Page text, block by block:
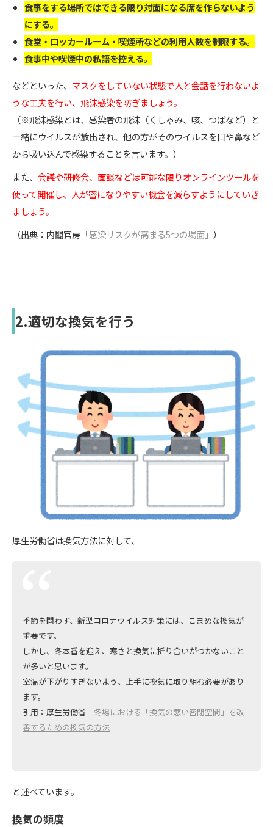
食事をする場所ではできる限り対面になる席を作らないよう
にする。
食堂・ロッカールーム・喫煙所などの利用人数を制限する。
食事中や喫煙中の私語を控える。
などといった、 マスクをしていない状態で人と会話を行わないよ
うな工夫を行い、飛沫感染を防ぎましょう。
（※飛沫感染とは、感染者の飛沫（くしゃみ、咳、つばなど）と
一緒にウイルスが放出され、他の方がそのウイルスを口や鼻など
から吸い込んで感染することを言います。）
また、 会議や研修会、面談などは可能な限りオンラインツールを
使って開催し、人が密になりやすい機会を減らすようにしていき
ましょう。
（出典：内閣官房 「感染リスクが高まる5つの場面」 ）
2.適切な換気を行う
厚生労働省は換気方法に対して、
季節を問わず、新型コロナウイルス対策には、こまめな換気が
重要です。
しかし、冬本番を迎え、寒さと換気に折り合いがつかないこと
が多いと思います。
室温が下がりすぎないよう、上手に換気に取り組む必要があり
ます。
引用：厚生労働省 冬場における「換気の悪い密閉空間」を改
善するための換気の方法
と述べています。
換気の頻度